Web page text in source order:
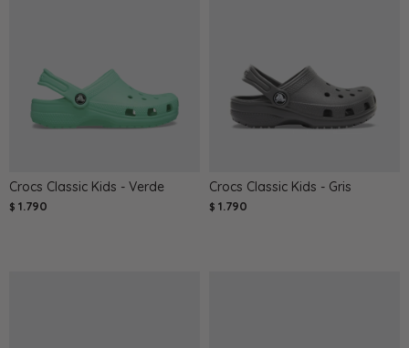
Crocs Classic Kids - Verde
$ 1.790
Crocs Classic Kids - Gris
$ 1.790